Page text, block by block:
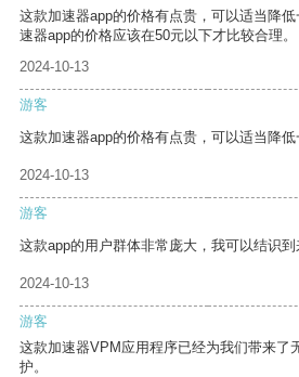
这款加速器app的价格有点贵，可以适当降
速器app的价格应该在50元以下才比较合理。
2024-10-13
游客
这款加速器app的价格有点贵，可以适当降低
2024-10-13
游客
这款app的用户群体非常庞大，我可以结识到
2024-10-13
游客
这款加速器VPM应用程序已经为我们带来了
护。